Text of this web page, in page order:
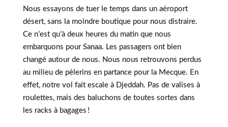
Nous essayons de tuer le temps dans un aéroport
désert, sans la moindre boutique pour nous distraire.
Ce n’est qu’à deux heures du matin que nous
embarquons pour Sanaa. Les passagers ont bien
changé autour de nous. Nous nous retrouvons perdus
au milieu de pèlerins en partance pour la Mecque. En
effet, notre vol fait escale à Djeddah. Pas de valises à
roulettes, mais des baluchons de toutes sortes dans
les racks à bagages !